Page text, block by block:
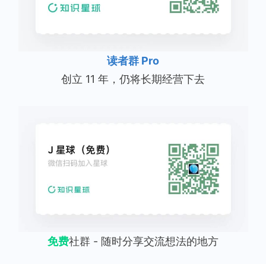
读者群 Pro
创立 11 年，仍将长期经营下去
免费社群 - 随时分享交流想法的地方